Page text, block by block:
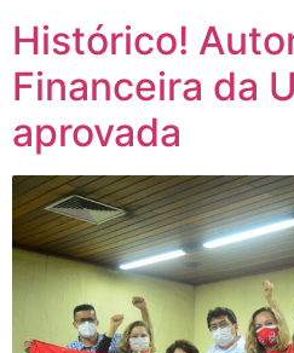
Histórico!
Financeira da
aprovada